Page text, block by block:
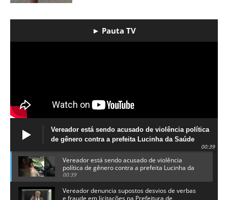
► Pauta TV
Vereador está sendo acusado de violência política
de gênero contra a prefeita Lucinha da Saúde
00:39
Vereador está sendo acusado de violência
política de gênero contra a prefeita Lucinha da
Saúde
00:39
Vereador denuncia supostos desvios de verbas
e fraude em licitações na Prefeitura de